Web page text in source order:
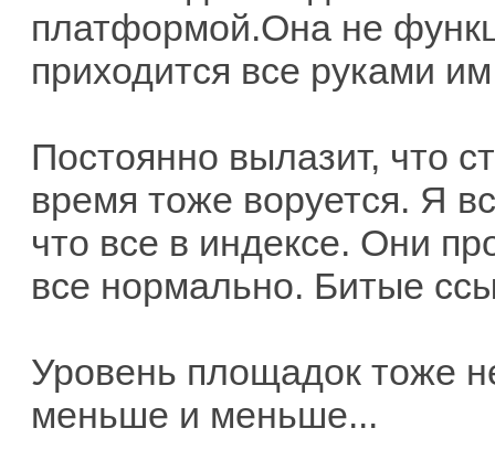
платформой.Она не
приходится все руками
Постоянно вылазит, что
время тоже воруется. Я
что все в индексе. Они
все нормально. Битые
Уровень площадок тоже
меньше и меньше...